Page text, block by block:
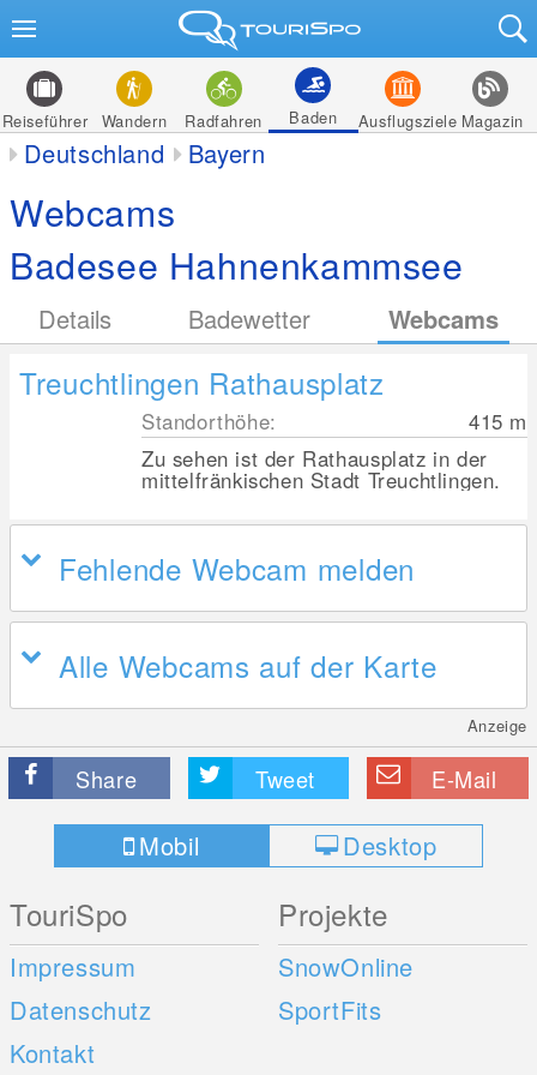
Reiseführer Wandern Radfahren Baden Ausflugsziele Magazin
Deutschland Bayern
Webcams
Badesee Hahnenkammsee
Details Badewetter Webcams
Treuchtlingen Rathausplatz
Standorthöhe: 415 m
Zu sehen ist der Rathausplatz in der
mittelfränkischen Stadt Treuchtlingen.
Fehlende Webcam melden
Alle Webcams auf der Karte
Anzeige
Share Tweet E-Mail
Mobil Desktop
TouriSpo
Impressum
Datenschutz
Kontakt
Projekte
SnowOnline
SportFits